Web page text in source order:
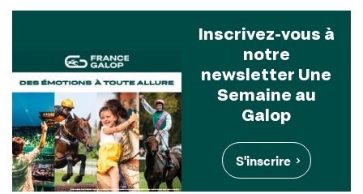
Inscrivez-vous à
notre
newsletter Une
Semaine au
Galop
S'inscrire